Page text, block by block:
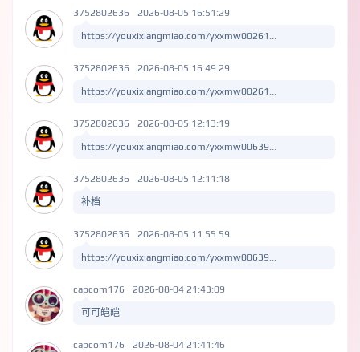
3752802636 2026-08-05 16:51:29
https://youxixiangmiao.com/yxxmw00261...
3752802636 2026-08-05 16:49:29
https://youxixiangmiao.com/yxxmw00261...
3752802636 2026-08-05 12:13:19
https://youxixiangmiao.com/yxxmw00639...
3752802636 2026-08-05 12:11:18
补档
3752802636 2026-08-05 11:55:59
https://youxixiangmiao.com/yxxmw00639...
capcom176 2026-08-04 21:43:09
可可皑皑
capcom176 2026-08-04 21:41:46